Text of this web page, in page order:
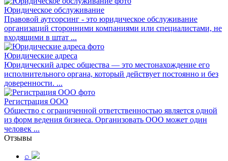
Юридическое обслуживание
Правовой аутсорсинг - это юридическое обслуживание
организаций сторонними компаниями или специалистами, не
входящими в штат ...
Юридические адреса
Юридический адрес общества — это местонахождение его
исполнительного органа, который действует постоянно и без
доверенности. ...
Регистрация ООО
Общество с ограниченной ответственностью является одной
из форм ведения бизнеса. Организовать ООО может один
человек ...
Отзывы
⌕